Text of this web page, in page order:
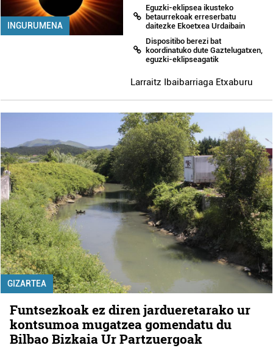
INGURUMENA
Eguzki-eklipsea ikusteko
betaurrekoak erreserbatu
daitezke Ekoetxea Urdaibain
Dispositibo berezi bat
koordinatuko dute Gaztelugatxen,
eguzki-eklipseagatik
Larraitz Ibaibarriaga Etxaburu
GIZARTEA
Funtsezkoak ez diren jardueretarako ur
kontsumoa mugatzea gomendatu du
Bilbao Bizkaia Ur Partzuergoak